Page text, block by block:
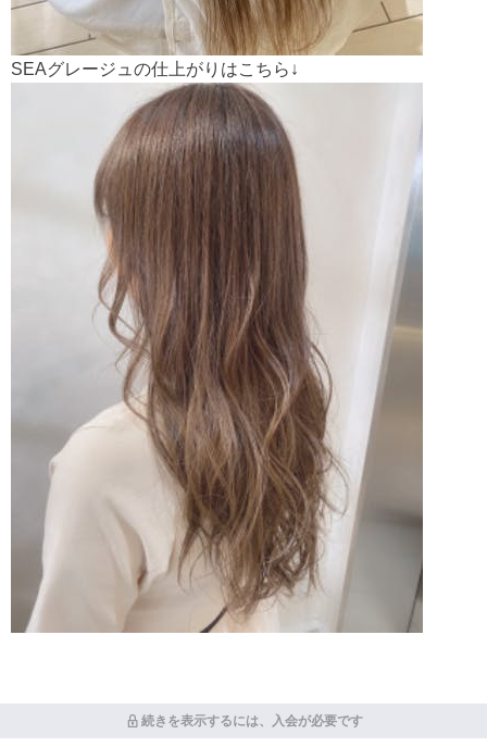
SEAグレージュの仕上がりはこちら↓
続きを表示するには、入会が必要です